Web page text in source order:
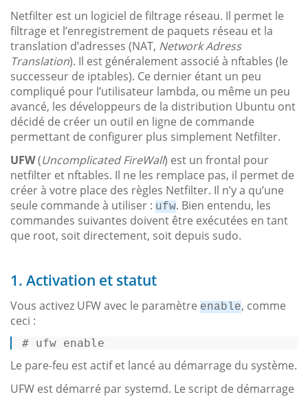
Netfilter est un logiciel de filtrage réseau. Il permet le
filtrage et l’enregistrement de paquets réseau et la
translation d’adresses (NAT, Network Adress
Translation). Il est généralement associé à nftables (le
successeur de iptables). Ce dernier étant un peu
compliqué pour l’utilisateur lambda, ou même un peu
avancé, les développeurs de la distribution Ubuntu ont
décidé de créer un outil en ligne de commande
permettant de configurer plus simplement Netfilter.
UFW(Uncomplicated FireWall) est un frontal pour
netfilter et nftables. Il ne les remplace pas, il permet de
créer à votre place des règles Netfilter. Il n’y a qu’une
seule commande à utiliser : ufw. Bien entendu, les
commandes suivantes doivent être exécutées en tant
que root, soit directement, soit depuis sudo.
1. Activation et statut
Vous activez UFW avec le paramètre enable, comme
ceci :
# ufw enable
Le pare-feu est actif et lancé au démarrage du système.
UFW est démarré par systemd. Le script de démarrage